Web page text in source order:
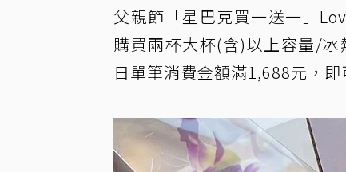
父親節「星巴克買一送一」
購買兩杯大杯(含)以上容量/
日單筆消費金額滿1,688元，